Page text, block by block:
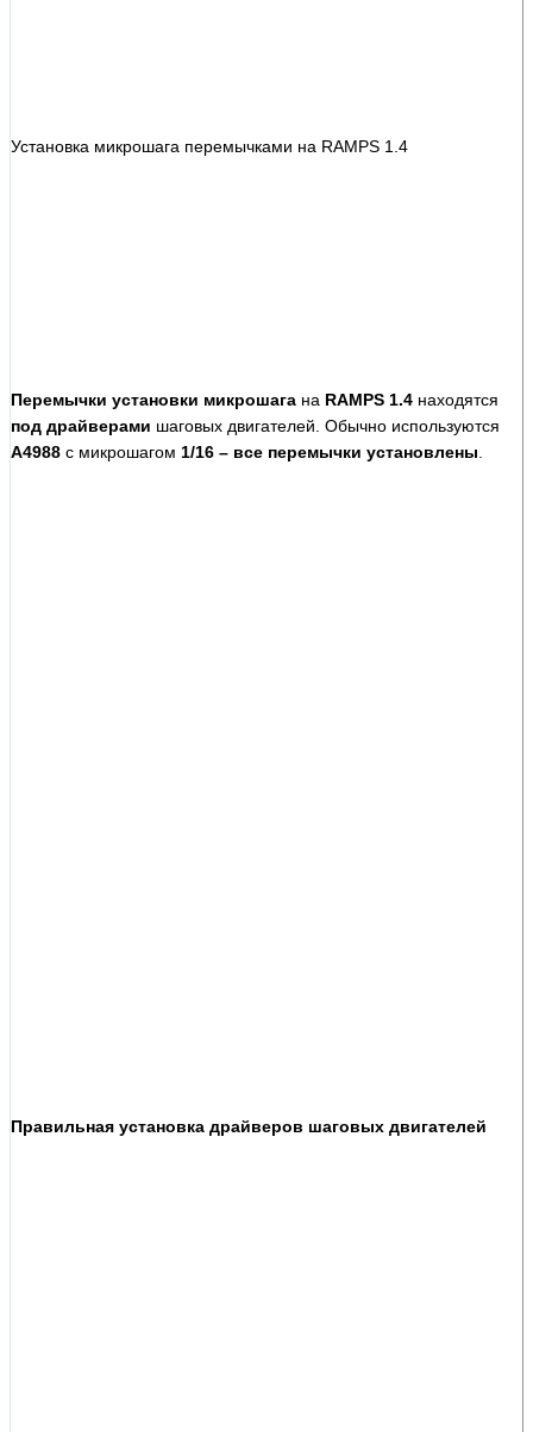
Установка микрошага перемычками на RAMPS 1.4
Перемычки установки микрошага на RAMPS 1.4 находятся
под драйверами шаговых двигателей. Обычно используются
A4988 с микрошагом 1/16 – все перемычки установлены
Правильная установка драйверов шаговых двигателей